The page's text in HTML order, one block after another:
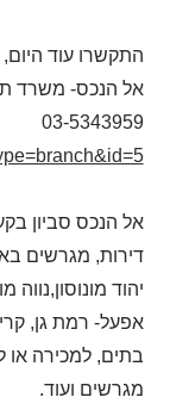
התקשרו עוד היום,
אל הנכס- משרד
03-5343959
אל הנכס סביון
דירות, מגרשים
יהוד
אפעל- רמת גן, קרית
בתים, למכירה או
מגרשים ועוד.